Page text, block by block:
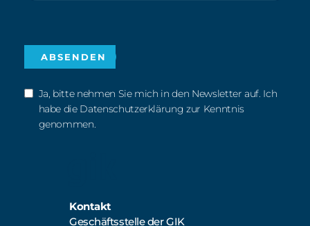
Ja, bitte nehmen Sie mich in den Newsletter auf. Ich
habe die Datenschutzerklärung zur Kenntnis
genommen.
Kontakt
Geschäftsstelle der GIK